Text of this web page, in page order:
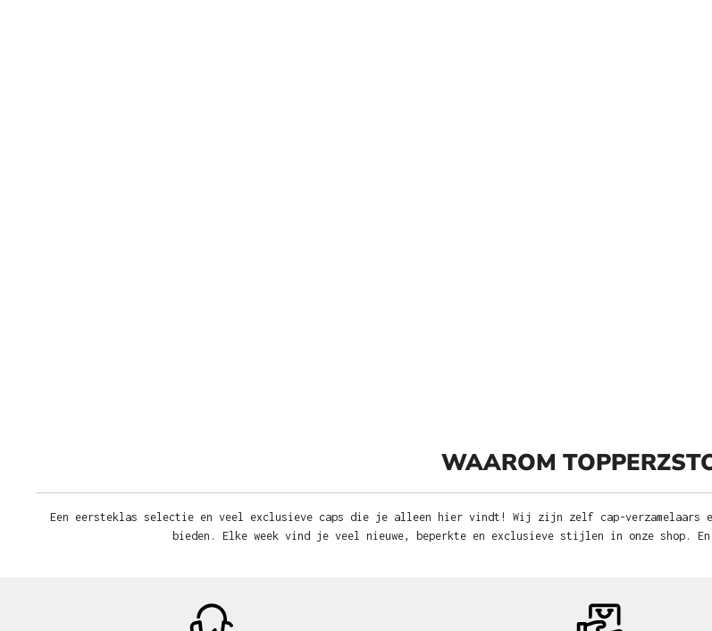
WAAROM
Een eersteklas selectie en veel exclusieve caps die je alleen hier vindt! Wij zijn zelf cap-verzamelaars en
bieden. Elke week vind je veel nieuwe, beperkte en exclusieve stijlen in onze shop.